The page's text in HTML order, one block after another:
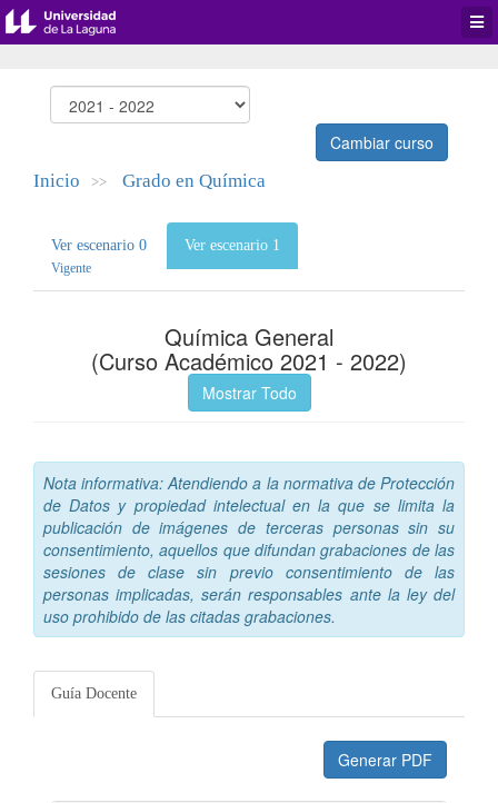
Cambiar curso
Inicio >> Grado en Química
Ver escenario 0
Vigente
Ver escenario 1
Química General
(Curso Académico 2021 - 2022)
Mostrar Todo
Nota informativa: Atendiendo a la normativa de Protección
de Datos y propiedad intelectual en la que se limita la
publicación de imágenes de terceras personas sin su
consentimiento, aquellos que difundan grabaciones de las
sesiones de clase sin previo consentimiento de las
personas implicadas, serán responsables ante la ley del
uso prohibido de las citadas grabaciones.
Guía Docente
Generar PDF